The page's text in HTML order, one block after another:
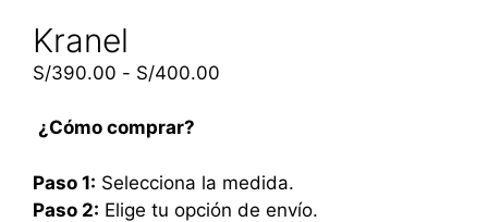
Kranel
S/390.00 - S/400.00
¿Cómo comprar?
Paso 1: Selecciona la medida.
Paso 2: Elige tu opción de envío.